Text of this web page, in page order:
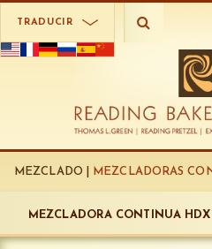
TRADUCIR
MEZCLADO | MEZCLADORAS
MEZCLADORA CONTINUA HDX